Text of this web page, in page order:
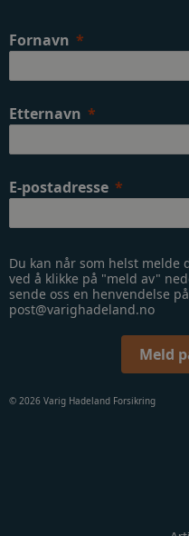
Fornavn
Etternavn
E-postadresse
Du kan når som helst melde
ved å klikke på "meld av"
sende oss en henvendelse på
post@varighadeland.no
Meld
© 2026 Varig Hadeland Forsikring